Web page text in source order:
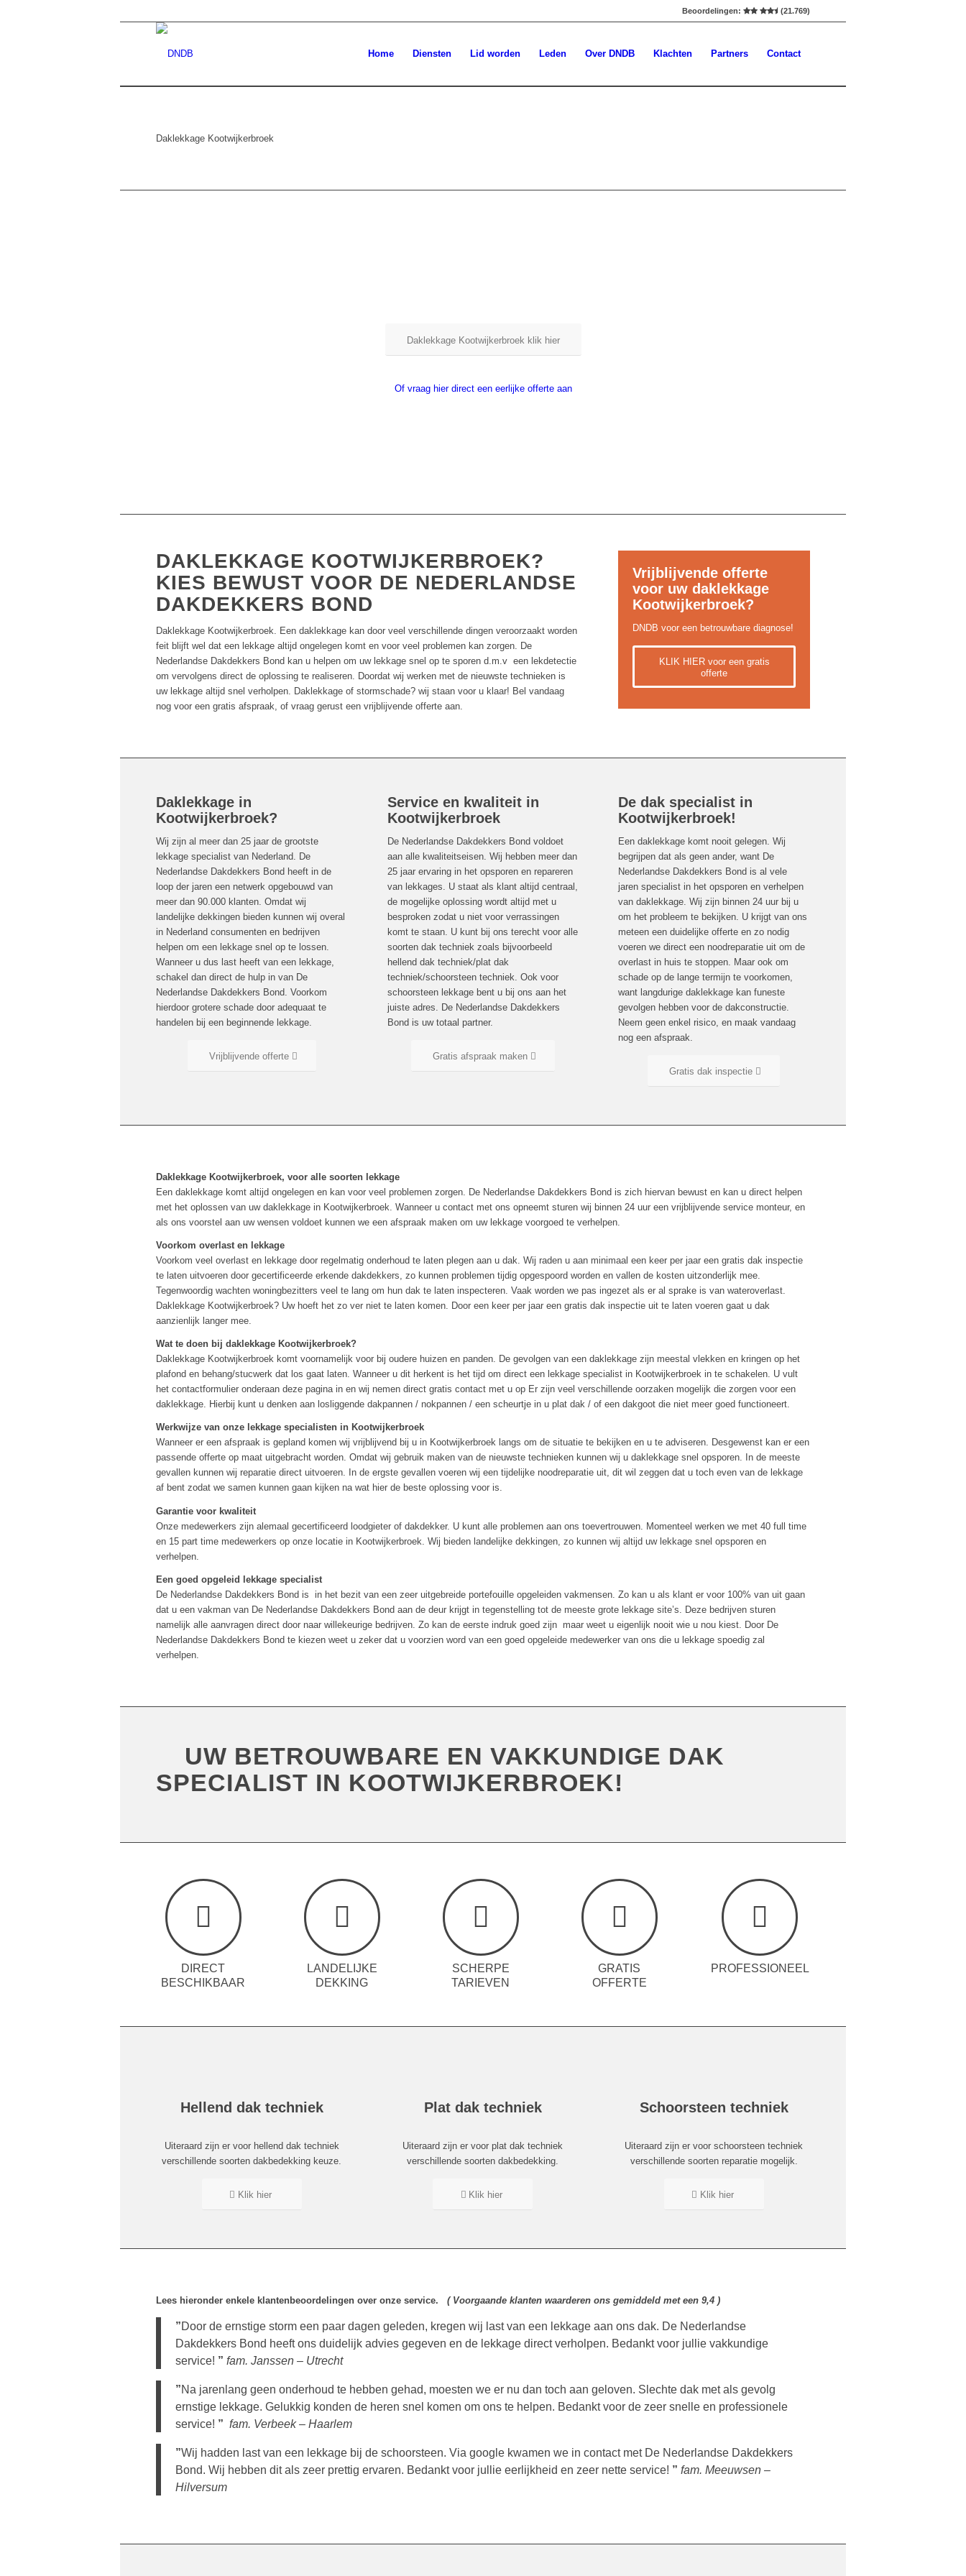
Beoordelingen: (21.769)
Home Diensten Lid worden Leden Over DNDB Klachten Partners Contact
Daklekkage Kootwijkerbroek
Daklekkage Kootwijkerbroek klik hier
Of vraag hier direct een eerlijke offerte aan
DAKLEKKAGE KOOTWIJKERBROEK?
KIES BEWUST VOOR DE NEDERLANDSE
DAKDEKKERS BOND
Daklekkage Kootwijkerbroek. Een daklekkage kan door veel verschillende dingen veroorzaakt worden
feit blijft wel dat een lekkage altijd ongelegen komt en voor veel problemen kan zorgen. De
Nederlandse Dakdekkers Bond kan u helpen om uw lekkage snel op te sporen d.m.v een lekdetectie
om vervolgens direct de oplossing te realiseren. Doordat wij werken met de nieuwste technieken is
uw lekkage altijd snel verholpen. Daklekkage of stormschade? wij staan voor u klaar! Bel vandaag
nog voor een gratis afspraak, of vraag gerust een vrijblijvende offerte aan.
Vrijblijvende offerte
voor uw daklekkage
Kootwijkerbroek?
DNDB voor een betrouwbare diagnose!
KLIK HIER voor een gratis
offerte
Daklekkage in
Kootwijkerbroek?
Wij zijn al meer dan 25 jaar de grootste
lekkage specialist van Nederland. De
Nederlandse Dakdekkers Bond heeft in de
loop der jaren een netwerk opgebouwd van
meer dan 90.000 klanten. Omdat wij
landelijke dekkingen bieden kunnen wij overal
in Nederland consumenten en bedrijven
helpen om een lekkage snel op te lossen.
Wanneer u dus last heeft van een lekkage,
schakel dan direct de hulp in van De
Nederlandse Dakdekkers Bond. Voorkom
hierdoor grotere schade door adequaat te
handelen bij een beginnende lekkage.
Vrijblijvende offerte
Service en kwaliteit in
Kootwijkerbroek
De Nederlandse Dakdekkers Bond voldoet
aan alle kwaliteitseisen. Wij hebben meer dan
25 jaar ervaring in het opsporen en repareren
van lekkages. U staat als klant altijd centraal,
de mogelijke oplossing wordt altijd met u
besproken zodat u niet voor verrassingen
komt te staan. U kunt bij ons terecht voor alle
soorten dak techniek zoals bijvoorbeeld
hellend dak techniek/plat dak
techniek/schoorsteen techniek. Ook voor
schoorsteen lekkage bent u bij ons aan het
juiste adres. De Nederlandse Dakdekkers
Bond is uw totaal partner.
Gratis afspraak maken
De dak specialist in
Kootwijkerbroek!
Een daklekkage komt nooit gelegen. Wij
begrijpen dat als geen ander, want De
Nederlandse Dakdekkers Bond is al vele
jaren specialist in het opsporen en verhelpen
van daklekkage. Wij zijn binnen 24 uur bij u
om het probleem te bekijken. U krijgt van ons
meteen een duidelijke offerte en zo nodig
voeren we direct een noodreparatie uit om de
overlast in huis te stoppen. Maar ook om
schade op de lange termijn te voorkomen,
want langdurige daklekkage kan funeste
gevolgen hebben voor de dakconstructie.
Neem geen enkel risico, en maak vandaag
nog een afspraak.
Gratis dak inspectie
Daklekkage Kootwijkerbroek, voor alle soorten lekkage
Een daklekkage komt altijd ongelegen en kan voor veel problemen zorgen. De Nederlandse Dakdekkers Bond is zich hiervan bewust en kan u direct helpen
met het oplossen van uw daklekkage in Kootwijkerbroek. Wanneer u contact met ons opneemt sturen wij binnen 24 uur een vrijblijvende service monteur, en
als ons voorstel aan uw wensen voldoet kunnen we een afspraak maken om uw lekkage voorgoed te verhelpen.
Voorkom overlast en lekkage
Voorkom veel overlast en lekkage door regelmatig onderhoud te laten plegen aan u dak. Wij raden u aan minimaal een keer per jaar een gratis dak inspectie
te laten uitvoeren door gecertificeerde erkende dakdekkers, zo kunnen problemen tijdig opgespoord worden en vallen de kosten uitzonderlijk mee.
Tegenwoordig wachten woningbezitters veel te lang om hun dak te laten inspecteren. Vaak worden we pas ingezet als er al sprake is van wateroverlast.
Daklekkage Kootwijkerbroek? Uw hoeft het zo ver niet te laten komen. Door een keer per jaar een gratis dak inspectie uit te laten voeren gaat u dak
aanzienlijk langer mee.
Wat te doen bij daklekkage Kootwijkerbroek?
Daklekkage Kootwijkerbroek komt voornamelijk voor bij oudere huizen en panden. De gevolgen van een daklekkage zijn meestal vlekken en kringen op het
plafond en behang/stucwerk dat los gaat laten. Wanneer u dit herkent is het tijd om direct een lekkage specialist in Kootwijkerbroek in te schakelen. U vult
het contactformulier onderaan deze pagina in en wij nemen direct gratis contact met u op Er zijn veel verschillende oorzaken mogelijk die zorgen voor een
daklekkage. Hierbij kunt u denken aan losliggende dakpannen / nokpannen / een scheurtje in u plat dak / of een dakgoot die niet meer goed functioneert.
Werkwijze van onze lekkage specialisten in Kootwijkerbroek
Wanneer er een afspraak is gepland komen wij vrijblijvend bij u in Kootwijkerbroek langs om de situatie te bekijken en u te adviseren. Desgewenst kan er een
passende offerte op maat uitgebracht worden. Omdat wij gebruik maken van de nieuwste technieken kunnen wij u daklekkage snel opsporen. In de meeste
gevallen kunnen wij reparatie direct uitvoeren. In de ergste gevallen voeren wij een tijdelijke noodreparatie uit, dit wil zeggen dat u toch even van de lekkage
af bent zodat we samen kunnen gaan kijken na wat hier de beste oplossing voor is.
Garantie voor kwaliteit
Onze medewerkers zijn alemaal gecertificeerd loodgieter of dakdekker. U kunt alle problemen aan ons toevertrouwen. Momenteel werken we met 40 full time
en 15 part time medewerkers op onze locatie in Kootwijkerbroek. Wij bieden landelijke dekkingen, zo kunnen wij altijd uw lekkage snel opsporen en
verhelpen.
Een goed opgeleid lekkage specialist
De Nederlandse Dakdekkers Bond is in het bezit van een zeer uitgebreide portefouille opgeleiden vakmensen. Zo kan u als klant er voor 100% van uit gaan
dat u een vakman van De Nederlandse Dakdekkers Bond aan de deur krijgt in tegenstelling tot de meeste grote lekkage site’s. Deze bedrijven sturen
namelijk alle aanvragen direct door naar willekeurige bedrijven. Zo kan de eerste indruk goed zijn maar weet u eigenlijk nooit wie u nou kiest. Door De
Nederlandse Dakdekkers Bond te kiezen weet u zeker dat u voorzien word van een goed opgeleide medewerker van ons die u lekkage spoedig zal
verhelpen.
UW BETROUWBARE EN VAKKUNDIGE DAK
SPECIALIST IN KOOTWIJKERBROEK!
DIRECT
BESCHIKBAAR
LANDELIJKE
DEKKING
SCHERPE
TARIEVEN
GRATIS
OFFERTE
PROFESSIONEEL
Hellend dak techniek
Uiteraard zijn er voor hellend dak techniek
verschillende soorten dakbedekking keuze.
Klik hier
Plat dak techniek
Uiteraard zijn er voor plat dak techniek
verschillende soorten dakbedekking.
Klik hier
Schoorsteen techniek
Uiteraard zijn er voor schoorsteen techniek
verschillende soorten reparatie mogelijk.
Klik hier
Lees hieronder enkele klantenbeoordelingen over onze service. ( Voorgaande klanten waarderen ons gemiddeld met een 9,4 )
”Door de ernstige storm een paar dagen geleden, kregen wij last van een lekkage aan ons dak. De Nederlandse
Dakdekkers Bond heeft ons duidelijk advies gegeven en de lekkage direct verholpen. Bedankt voor jullie vakkundige
service! ” fam. Janssen – Utrecht
”Na jarenlang geen onderhoud te hebben gehad, moesten we er nu dan toch aan geloven. Slechte dak met als gevolg
ernstige lekkage. Gelukkig konden de heren snel komen om ons te helpen. Bedankt voor de zeer snelle en professionele
service! ” fam. Verbeek – Haarlem
”Wij hadden last van een lekkage bij de schoorsteen. Via google kwamen we in contact met De Nederlandse Dakdekkers
Bond. Wij hebben dit als zeer prettig ervaren. Bedankt voor jullie eerlijkheid en zeer nette service! ” fam. Meeuwsen –
Hilversum